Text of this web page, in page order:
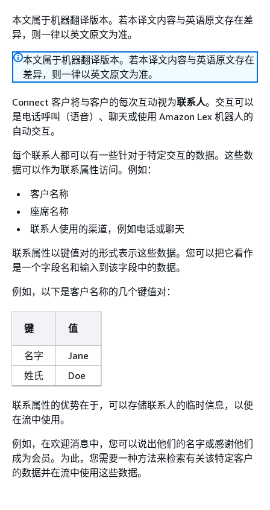
本文属于机器翻译版本。若本译文内容与英语原文存在差
异，则一律以英文原文为准。
本文属于机器翻译版本。若本译文内容与英语原文存在
差异，则一律以英文原文为准。
Connect 客户将与客户的每次互动视为联系人。交互可以
是电话呼叫（语音）、聊天或使用 Amazon Lex 机器人的
自动交互。
每个联系人都可以有一些针对于特定交互的数据。这些数
据可以作为联系属性访问。例如：
客户名称
座席名称
联系人使用的渠道，例如电话或聊天
联系属性以键值对的形式表示这些数据。您可以把它看作
是一个字段名和输入到该字段中的数据。
例如，以下是客户名称的几个键值对：
键 值
名字
Jane
姓氏
Doe
联系属性的优势在于，可以存储联系人的临时信息，以便
在流中使用。
例如，在欢迎消息中，您可以说出他们的名字或感谢他们
成为会员。为此，您需要一种方法来检索有关该特定客户
的数据并在流中使用这些数据。